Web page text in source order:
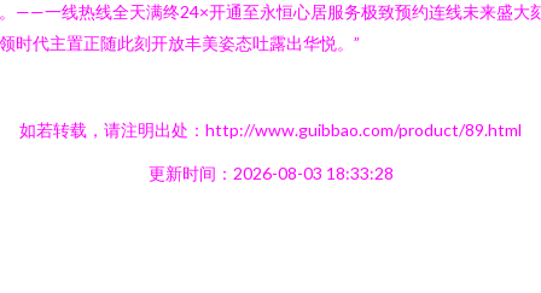
——一线热线全天满终24×开通至永恒心居服务极致预约连线未来盛大
时代主置正随此刻开放丰美姿态吐露出华悦。”
如若转载，请注明出处：http://www.guibbao.com/product/89.html
更新时间：2026-08-03 18:33:28